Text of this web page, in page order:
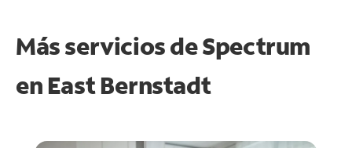
Más servicios de Spectrum
en East Bernstadt